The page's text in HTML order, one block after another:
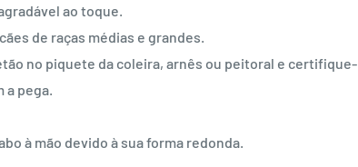
ao toque.
de raças médias e grandes.
no piquete da coleira, arnês ou peitoral e certifique-
a pega.
à mão devido à sua forma redonda.